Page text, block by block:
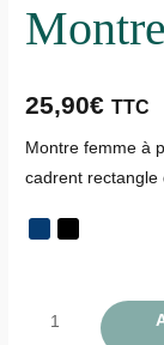
25,90€ TTC
Montre femme à
cadrent rectangle